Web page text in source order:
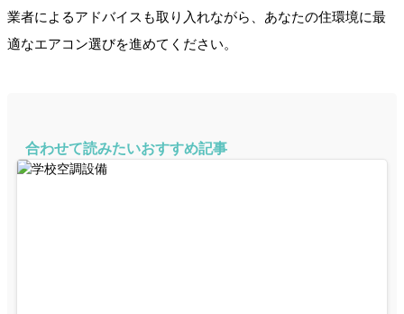
業者によるアドバイスも取り入れながら、あなたの住環境に最
適なエアコン選びを進めてください。
合わせて読みたいおすすめ記事